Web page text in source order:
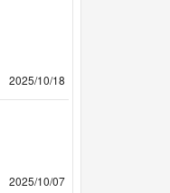
2025/10/18
2025/10/07